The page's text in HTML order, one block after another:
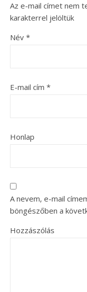
Az e-mail címet nem
karakterrel jelöltük
Név *
E-mail cím *
Honlap
A nevem, e-mail
böngészőben a
Hozzászólás